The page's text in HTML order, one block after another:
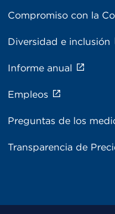
Compromiso con la
Diversidad e inclusión
Informe anual
Empleos
Preguntas de los
Transparencia de